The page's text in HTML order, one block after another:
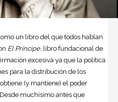
un libro del que todos hablan
El Príncipe, libro fundacional de
excesiva ya que la política
para la distribución de los
(y mantiene) el poder
muchísimo antes que